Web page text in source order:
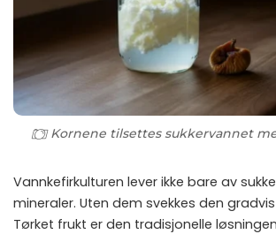
Kornene tilsettes sukkervannet
Vannkefirkulturen lever ikke bare av
mineraler. Uten dem svekkes den
Tørket frukt er den tradisjonelle